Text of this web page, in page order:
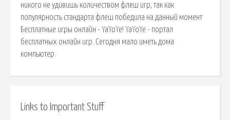
никого не удивишь количеством флеш игр, так как
популярность стандарта флеш победила на данный момент
Бесплатные игры онлайн - YaYoYe! YaYoYe - портал
бесплатных онлайн игр. Сегодня мало иметь дома
компьютер.
Links to Important Stuff